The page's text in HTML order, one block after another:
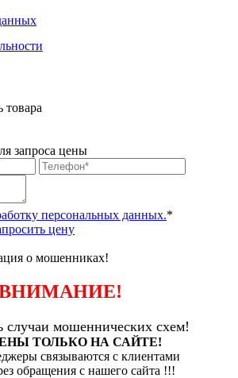
товара
запроса цены
персональных данных.*
цену
о мошенниках!
случаи мошеннических схем!
ТОЛЬКО НА САЙТЕ!
связываются с клиентами
обращения с нашего сайта !!!